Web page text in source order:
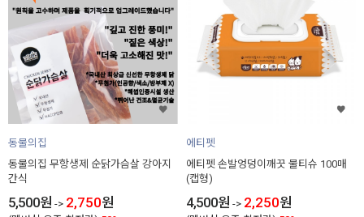
동물의집
동물의집 무항생제 순닭가슴살 강아지
간식
5,500원 -> 2,750원
에티펫
에티펫 손발엉덩이깨끗 물티슈 100매
(캡형)
4,500원 -> 2,250원